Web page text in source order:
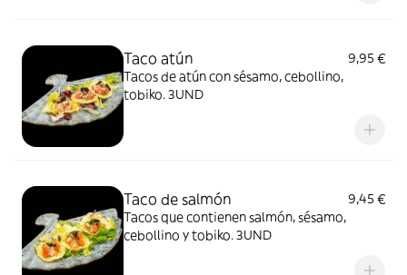
Taco atún
9,95 €
Tacos de atún con sésamo, cebollino,
tobiko. 3UND
Taco de salmón
9,45 €
Tacos que contienen salmón, sésamo,
cebollino y tobiko. 3UND